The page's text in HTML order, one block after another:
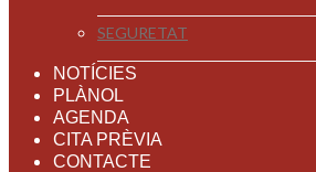
SEGURETAT
NOTÍCIES
PLÀNOL
AGENDA
CITA PRÈVIA
CONTACTE